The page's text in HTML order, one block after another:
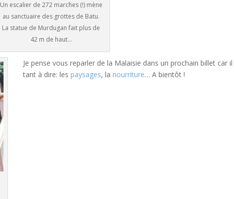
Un escalier de 272 marches (!) mène
au sanctuaire des grottes de Batu.
La statue de Murdugan fait plus de
42 m de haut...
Je pense vous reparler de la Malaisie dans un prochain billet car
tant à dire: lespaysages, la nourriture… A bientôt !